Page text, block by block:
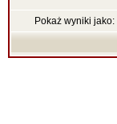
Pokaż wyniki jako: